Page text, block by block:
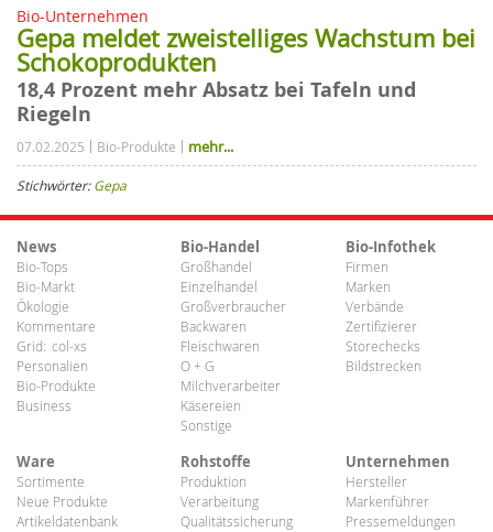
Bio-Unternehmen
Gepa meldet zweistelliges Wachstum bei
Schokoprodukten
18,4 Prozent mehr Absatz bei Tafeln und
Riegeln
07.02.2025 Bio-Produkte mehr...
Stichwörter:Gepa
News
Bio-Tops
Bio-Markt
Ökologie
Kommentare
Grid: col-xs
Personalien
Bio-Produkte
Business
Bio-Handel
Großhandel
Einzelhandel
Großverbraucher
Backwaren
Fleischwaren
O + G
Milchverarbeiter
Käsereien
Sonstige
Bio-Infothek
Firmen
Marken
Verbände
Zertifizierer
Storechecks
Bildstrecken
Ware
Sortimente
Neue Produkte
Artikeldatenbank
Rohstoffe
Produktion
Verarbeitung
Qualitätssicherung
Unternehmen
Hersteller
Markenführer
Pressemeldungen